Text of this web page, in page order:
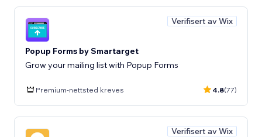
Verifisert av Wix
Popup Forms by Smartarget
Grow your mailing list with Popup Forms
Premium-nettsted kreves 4.8(77)
Verifisert av Wix